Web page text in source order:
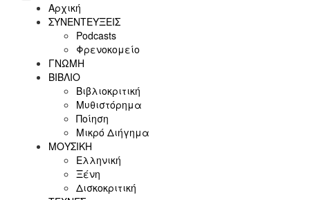
Αρχική
ΣΥΝΕΝΤΕΥΞΕΙΣ
Podcasts
Φρενοκομείο
ΓΝΩΜΗ
ΒΙΒΛΙΟ
Βιβλιοκριτική
Μυθιστόρημα
Ποίηση
Μικρό Διήγημα
ΜΟΥΣΙΚΗ
Ελληνική
Ξένη
Δισκοκριτική